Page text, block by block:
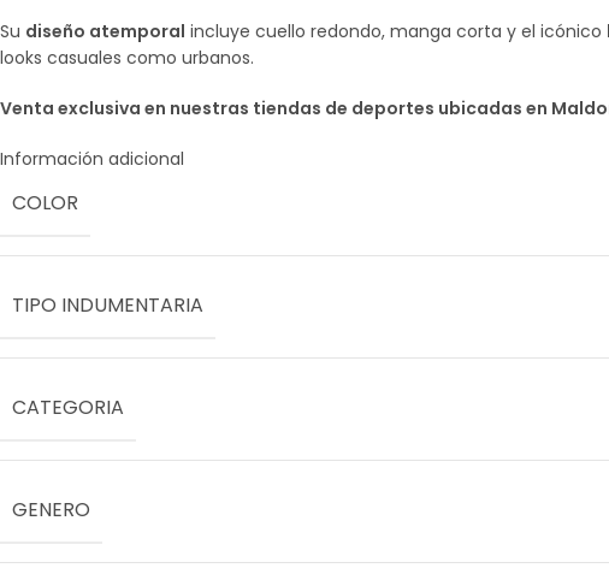
Su diseño atemporal incluye cuello redondo, manga corta y el icónico
looks casuales como urbanos.
Venta exclusiva en nuestras tiendas de deportes ubicadas en
Información adicional
COLOR
TIPO INDUMENTARIA
CATEGORIA
GENERO